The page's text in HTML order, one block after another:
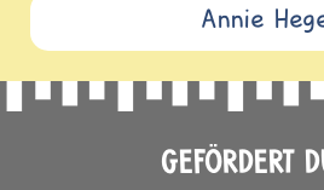
Annie
GEFÖRDERT